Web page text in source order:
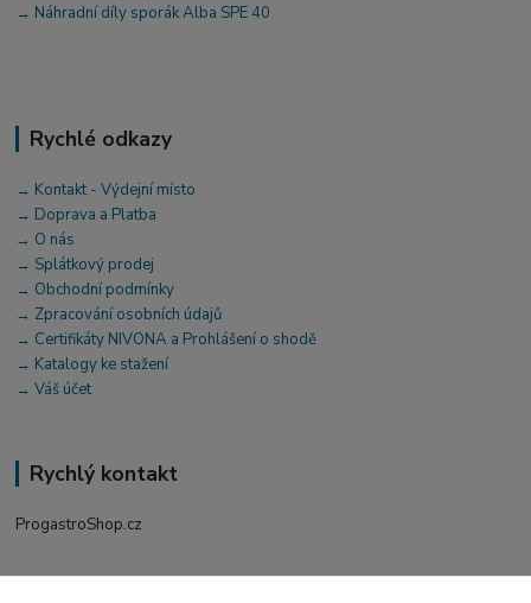
→ Náhradní díly sporák Alba SPE 40
Rychlé odkazy
→ Kontakt - Výdejní místo
→ Doprava a Platba
→ O nás
→ Splátkový prodej
→ Obchodní podmínky
→ Zpracování osobních údajů
→ Certifikáty NIVONA a Prohlášení o shodě
→ Katalogy ke stažení
→ Váš účet
Rychlý kontakt
ProgastroShop.cz
+420 519 411 299